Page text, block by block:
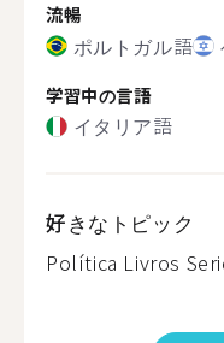
流暢
ポルトガル語
学習中の言語
イタリア語
好きなトピック
Política Livros